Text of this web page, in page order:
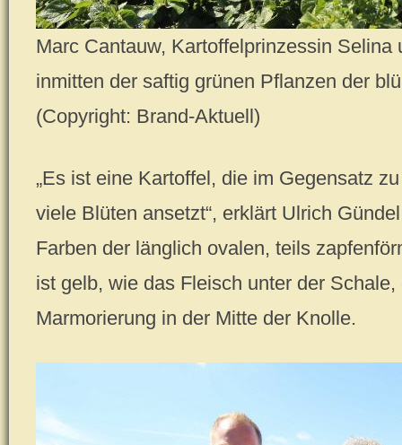
Marc Cantauw, Kartoffelprinzessin
inmitten der saftig grünen Pflanzen der
(Copyright: Brand-Aktuell)
„Es ist eine Kartoffel, die im Gegensatz
viele Blüten ansetzt“, erklärt Ulrich
Farben der länglich ovalen, teils
ist gelb, wie das Fleisch unter der
Marmorierung in der Mitte der Knolle.